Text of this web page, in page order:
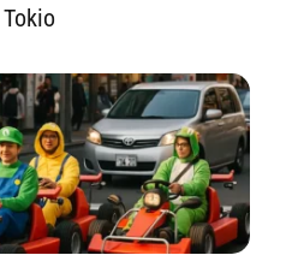
Tokio